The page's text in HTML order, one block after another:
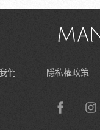
們 隱私權政策